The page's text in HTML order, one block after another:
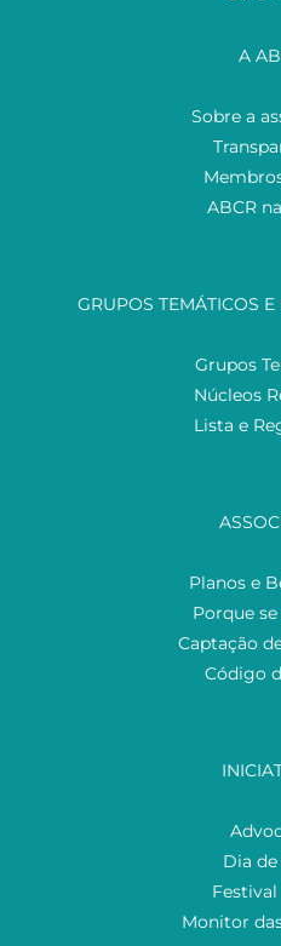
A
Sobre a
ABCR
GRUPOS TEMÁTICOS
Grupos
Núcleos
Lista e
Planos e
Porque
Captação
Código
Dia
Festival
Monitor